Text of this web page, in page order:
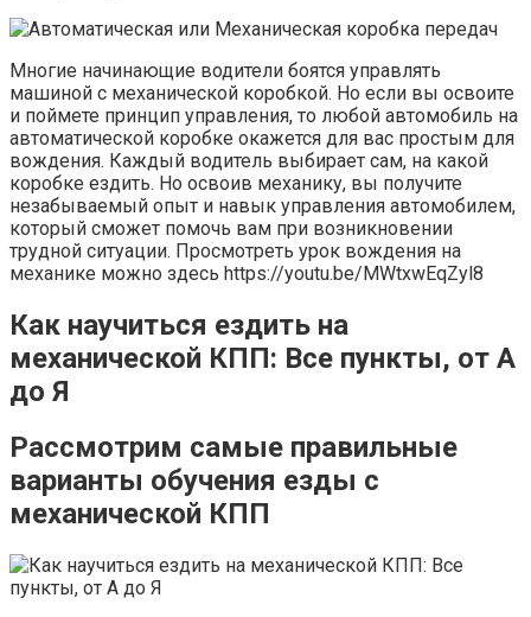
Многие начинающие водители боятся управлять
машиной с механической коробкой. Но если вы освоите
и поймете принцип управления, то любой автомобиль на
автоматической коробке окажется для вас простым для
вождения. Каждый водитель выбирает сам, на какой
коробке ездить. Но освоив механику, вы получите
незабываемый опыт и навык управления автомобилем,
который сможет помочь вам при возникновении
трудной ситуации. Просмотреть урок вождения на
механике можно здесь https://youtu.be/MWtxwEqZyl8
Как научиться ездить на
механической КПП: Все пункты, от А
до Я
Рассмотрим самые правильные
варианты обучения езды с
механической КПП